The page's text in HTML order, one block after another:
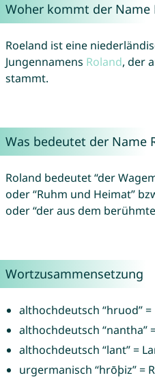
Woher kommt der Name
Roeland ist eine
Jungennamens Roland, der
stammt.
Was bedeutet der Name
Roland bedeutet “der
oder “Ruhm und Heimat”
oder “der aus dem
Wortzusammensetzung
althochdeutsch “hruod” =
althochdeutsch “nantha”
althochdeutsch “lant” =
urgermanisch “hrōþiz” =